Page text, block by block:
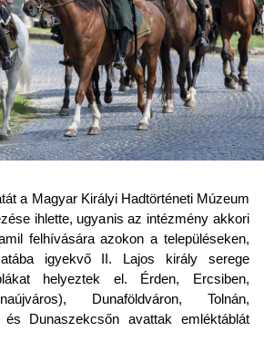
a Magyar Királyi Hadtörténeti Múzeum
ihlette, ugyanis az intézmény akkori
felhívására azokon a településeken,
igyekvő II. Lajos király serege
helyeztek el. Érden, Ercsiben,
Dunaföldváron, Tolnán,
és Dunaszekcsőn avattak emléktáblát